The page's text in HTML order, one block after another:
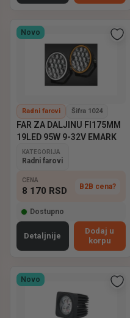
Novo
Radni farovi Šifra 1024
FAR ZA DALJINU FI175MM
19LED 95W 9-32V EMARK
KATEGORIJA
Radni farovi
CENA
8 170 RSD B2B cena?
Dostupno
Detaljnije
Dodaj u
korpu
Novo